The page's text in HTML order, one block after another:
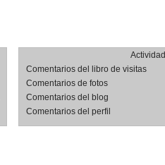
Actividad
Comentarios del libro de visitas
Comentarios de fotos
Comentarios del blog
Comentarios del perfil